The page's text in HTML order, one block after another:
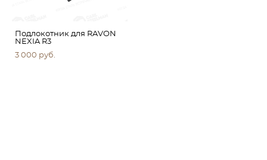
Подлокотник для RAVON
NEXIA R3
3 000 pуб.